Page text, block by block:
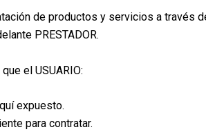
de productos y servicios a través
PRESTADOR.
el USUARIO:
expuesto.
para contratar.